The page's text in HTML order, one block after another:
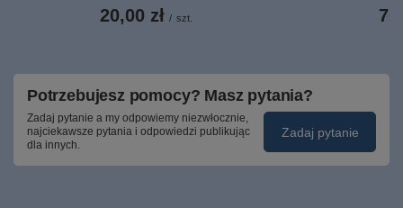
20,00 zł / szt.
Potrzebujesz pomocy? Masz pytania?
Zadaj pytanie a my odpowiemy niezwłocznie,
najciekawsze pytania i odpowiedzi publikując
dla innych.
Zadaj pytanie